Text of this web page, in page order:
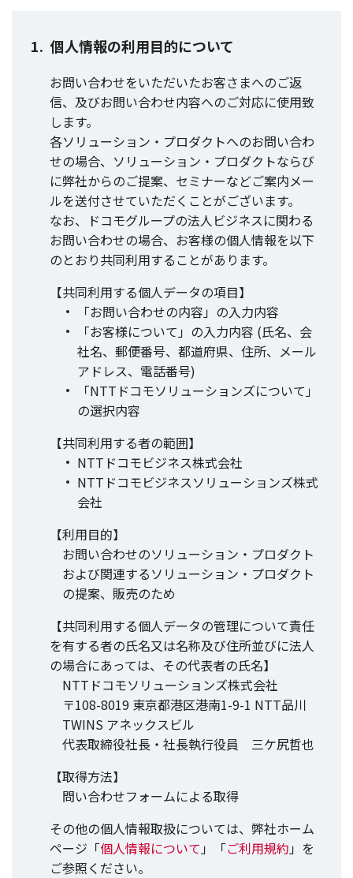
個人情報の利用目的について
お問い合わせをいただいたお客さまへのご返
信、及びお問い合わせ内容へのご対応に使用致
します。
各ソリューション・プロダクトへのお問い合わ
せの場合、ソリューション・プロダクトならび
に弊社からのご提案、セミナーなどご案内メー
ルを送付させていただくことがございます。
なお、ドコモグループの法人ビジネスに関わる
お問い合わせの場合、お客様の個人情報を以下
のとおり共同利用することがあります。
【共同利用する個人データの項目】
「お問い合わせの内容」の入力内容
「お客様について」の入力内容 (氏名、会
社名、郵便番号、都道府県、住所、メール
アドレス、電話番号)
「NTTドコモソリューションズについて」
の選択内容
【共同利用する者の範囲】
NTTドコモビジネス株式会社
NTTドコモビジネスソリューションズ株式
会社
【利用目的】
お問い合わせのソリューション・プロダクト
および関連するソリューション・プロダクト
の提案、販売のため
【共同利用する個人データの管理について責任
を有する者の氏名又は名称及び住所並びに法人
の場合にあっては、その代表者の氏名】
NTTドコモソリューションズ株式会社
〒108-8019 東京都港区港南1-9-1 NTT品川
TWINS アネックスビル
代表取締役社長・社長執行役員 三ケ尻哲也
【取得方法】
問い合わせフォームによる取得
その他の個人情報取扱については、弊社ホーム
ページ「個人情報について」「ご利用規約」を
ご参照ください。